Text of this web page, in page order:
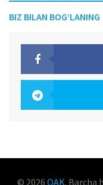
BIZ BILAN BOG‘LANING
© 2026 OAK. Barcha